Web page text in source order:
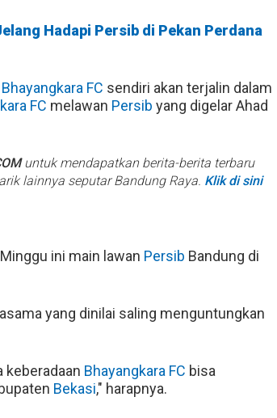
Hadapi Persib di Pekan Perdana
Bhayangkara FC sendiri akan terjalin dalam
FC melawan Persib yang digelar Ahad
untuk mendapatkan berita-berita terbaru
lainnya seputar Bandung Raya. Klik di sini
ini main lawan Persib Bandung di
yang dinilai saling menguntungkan
keberadaan Bhayangkara FC bisa
Bekasi," harapnya.